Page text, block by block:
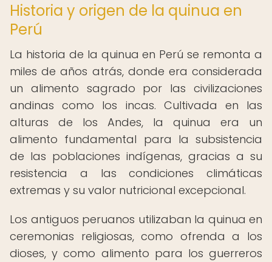
Historia y origen de la quinua en
Perú
La historia de la quinua en Perú se remonta a
miles de años atrás, donde era considerada
un alimento sagrado por las civilizaciones
andinas como los incas. Cultivada en las
alturas de los Andes, la quinua era un
alimento fundamental para la subsistencia
de las poblaciones indígenas, gracias a su
resistencia a las condiciones climáticas
extremas y su valor nutricional excepcional.
Los antiguos peruanos utilizaban la quinua en
ceremonias religiosas, como ofrenda a los
dioses, y como alimento para los guerreros